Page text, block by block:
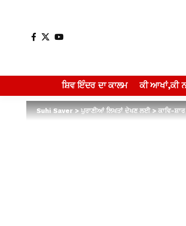
ਸ਼ਿਵ ਇੰਦਰ ਦਾ ਕਾਲਮ ਕੀ ਆਖਾਂ,ਕੀ
Suhi Saver>ਪੁਰਾਣੀਆਂ ਲਿਖਤਾਂ ਦੇਖਣ ਲਈ>ਕਾਵਿ-ਸ਼ਾਰ